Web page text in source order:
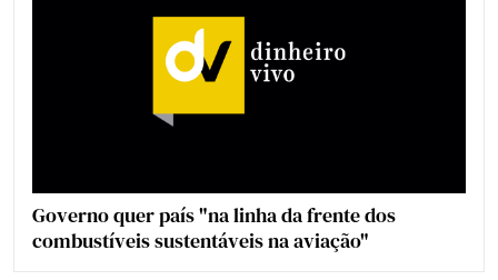
Governo quer país "na linha da frente dos
combustíveis sustentáveis na aviação"